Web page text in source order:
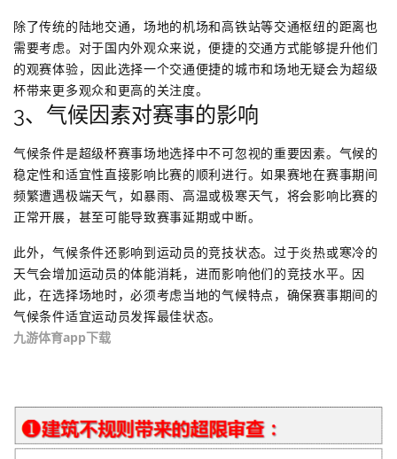
除了传统的陆地交通，场地的机场和高铁站等交通枢纽的距离也
需要考虑。对于国内外观众来说，便捷的交通方式能够提升他们
的观赛体验，因此选择一个交通便捷的城市和场地无疑会为超级
杯带来更多观众和更高的关注度。
3、气候因素对赛事的影响
气候条件是超级杯赛事场地选择中不可忽视的重要因素。气候的
稳定性和适宜性直接影响比赛的顺利进行。如果赛地在赛事期间
频繁遭遇极端天气，如暴雨、高温或极寒天气，将会影响比赛的
正常开展，甚至可能导致赛事延期或中断。
此外，气候条件还影响到运动员的竞技状态。过于炎热或寒冷的
天气会增加运动员的体能消耗，进而影响他们的竞技水平。因
此，在选择场地时，必须考虑当地的气候特点，确保赛事期间的
气候条件适宜运动员发挥最佳状态。
九游体育app下载